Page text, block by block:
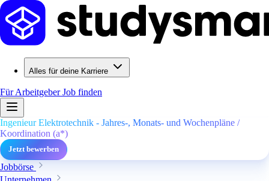
Alles für deine Karriere
Für ArbeitgeberJob finden
Ingenieur Elektrotechnik - Jahres-, Monats- und Wochenpläne /
Koordination (a*)
Jetzt bewerben
Jobbörse